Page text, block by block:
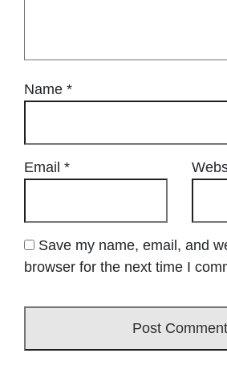
Name *
Email *
Save my name, email, and
browser for the next time I